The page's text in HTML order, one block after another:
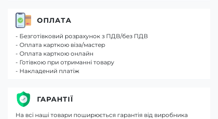
ОПЛАТА
- Безготівковий розрахунок з ПДВ/без ПДВ
- Оплата карткою віза/мастер
- Оплата карткою онлайн
- Готівкою при отриманні товару
- Накладений платіж
ГАРАНТІЇ
На всі наші товари поширюється гарантія від виробника